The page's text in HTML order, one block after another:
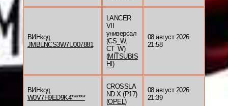
ВИНкод
JMBLNCS3W7U007881
LANCER
VII
универсал
(CS_W,
CT_W)
(MITSUBIS
HI )
08 август 2026
21:58
ВИНкод
W0V7H9ED9K4******
CROSSLA
ND X (P17)
(OPEL)
08 август 2026
21:39